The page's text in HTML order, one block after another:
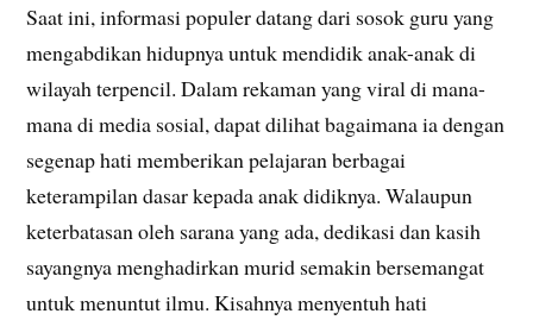
Saat ini, informasi populer datang dari sosok guru yang
mengabdikan hidupnya untuk mendidik anak-anak di
wilayah terpencil. Dalam rekaman yang viral di mana-
mana di media sosial, dapat dilihat bagaimana ia dengan
segenap hati memberikan pelajaran berbagai
keterampilan dasar kepada anak didiknya. Walaupun
keterbatasan oleh sarana yang ada, dedikasi dan kasih
sayangnya menghadirkan murid semakin bersemangat
untuk menuntut ilmu. Kisahnya menyentuh hati